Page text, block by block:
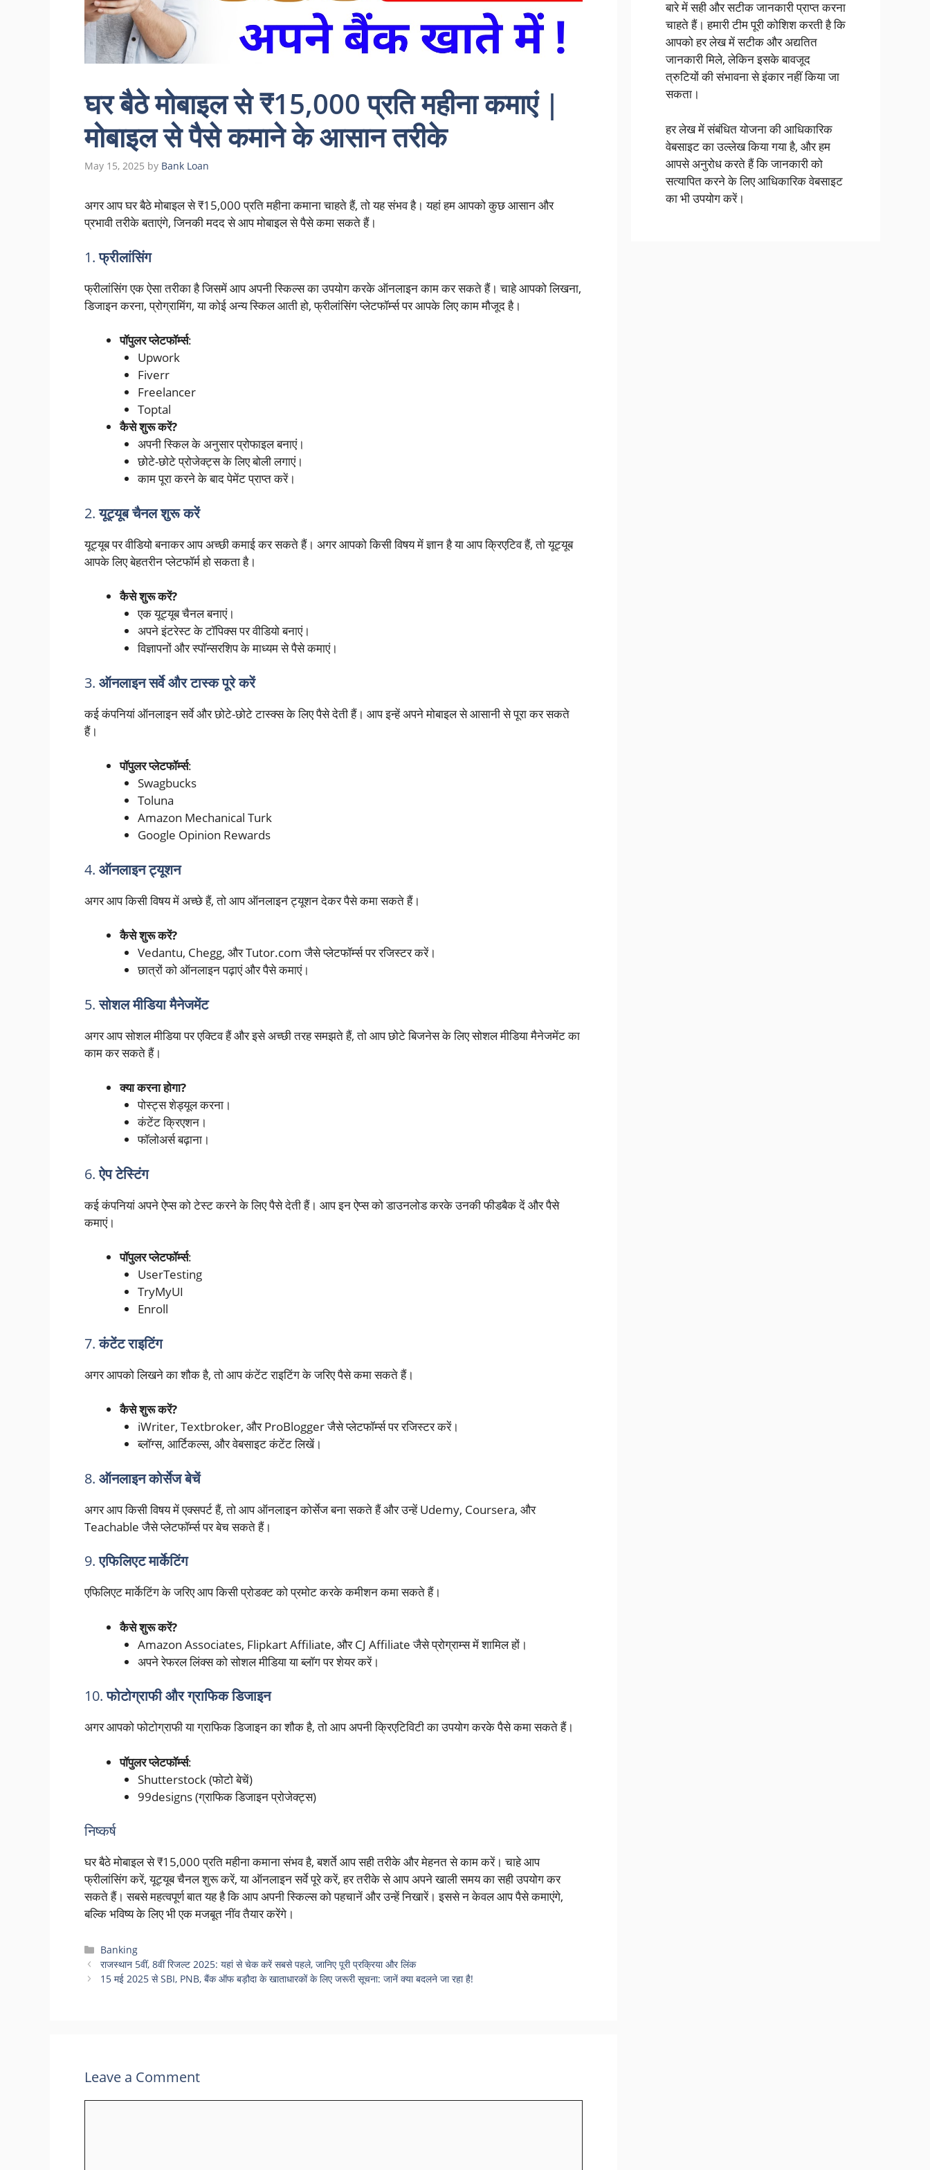
घर बैठे मोबाइल से ₹15,000 प्रति महीना कमाएं |
मोबाइल से पैसे कमाने के आसान तरीके
May 15, 2025 by Bank Loan
अगर आप घर बैठे मोबाइल से ₹15,000 प्रति महीना कमाना चाहते हैं, तो यह संभव है। यहां हम आपको कुछ आसान और
प्रभावी तरीके बताएंगे, जिनकी मदद से आप मोबाइल से पैसे कमा सकते हैं।
1.फ्रीलांसिंग
फ्रीलांसिंग एक ऐसा तरीका है जिसमें आप अपनी स्किल्स का उपयोग करके ऑनलाइन काम कर सकते हैं। चाहे आपको लिखना,
डिजाइन करना, प्रोग्रामिंग, या कोई अन्य स्किल आती हो, फ्रीलांसिंग प्लेटफॉर्म्स पर आपके लिए काम मौजूद है।
पॉपुलर प्लेटफॉर्म्स:
Upwork
Fiverr
Freelancer
Toptal
कैसे शुरू करें?
अपनी स्किल के अनुसार प्रोफाइल बनाएं।
छोटे-छोटे प्रोजेक्ट्स के लिए बोली लगाएं।
काम पूरा करने के बाद पेमेंट प्राप्त करें।
2.यूट्यूब चैनल शुरू करें
यूट्यूब पर वीडियो बनाकर आप अच्छी कमाई कर सकते हैं। अगर आपको किसी विषय में ज्ञान है या आप क्रिएटिव हैं, तो यूट्यूब
आपके लिए बेहतरीन प्लेटफॉर्म हो सकता है।
कैसे शुरू करें?
एक यूट्यूब चैनल बनाएं।
अपने इंटरेस्ट के टॉपिक्स पर वीडियो बनाएं।
विज्ञापनों और स्पॉन्सरशिप के माध्यम से पैसे कमाएं।
3. ऑनलाइन सर्वे और टास्क पूरे करें
कई कंपनियां ऑनलाइन सर्वे और छोटे-छोटे टास्क्स के लिए पैसे देती हैं। आप इन्हें अपने मोबाइल से आसानी से पूरा कर सकते
हैं।
पॉपुलर प्लेटफॉर्म्स:
Swagbucks
Toluna
Amazon Mechanical Turk
Google Opinion Rewards
4. ऑनलाइन ट्यूशन
अगर आप किसी विषय में अच्छे हैं, तो आप ऑनलाइन ट्यूशन देकर पैसे कमा सकते हैं।
कैसे शुरू करें?
Vedantu, Chegg, और Tutor.com जैसे प्लेटफॉर्म्स पर रजिस्टर करें।
छात्रों को ऑनलाइन पढ़ाएं और पैसे कमाएं।
5.सोशल मीडिया मैनेजमेंट
अगर आप सोशल मीडिया पर एक्टिव हैं और इसे अच्छी तरह समझते हैं, तो आप छोटे बिजनेस के लिए सोशल मीडिया मैनेजमेंट का
काम कर सकते हैं।
क्या करना होगा?
पोस्ट्स शेड्यूल करना।
कंटेंट क्रिएशन।
फॉलोअर्स बढ़ाना।
6.ऐप टेस्टिंग
कई कंपनियां अपने ऐप्स को टेस्ट करने के लिए पैसे देती हैं। आप इन ऐप्स को डाउनलोड करके उनकी फीडबैक दें और पैसे
कमाएं।
पॉपुलर प्लेटफॉर्म्स:
UserTesting
TryMyUI
Enroll
7.कंटेंट राइटिंग
अगर आपको लिखने का शौक है, तो आप कंटेंट राइटिंग के जरिए पैसे कमा सकते हैं।
कैसे शुरू करें?
iWriter, Textbroker, और ProBlogger जैसे प्लेटफॉर्म्स पर रजिस्टर करें।
ब्लॉग्स, आर्टिकल्स, और वेबसाइट कंटेंट लिखें।
8. ऑनलाइन कोर्सेज बेचें
अगर आप किसी विषय में एक्सपर्ट हैं, तो आप ऑनलाइन कोर्सेज बना सकते हैं और उन्हें Udemy, Coursera, और
Teachable जैसे प्लेटफॉर्म्स पर बेच सकते हैं।
9.एफिलिएट मार्केटिंग
एफिलिएट मार्केटिंग के जरिए आप किसी प्रोडक्ट को प्रमोट करके कमीशन कमा सकते हैं।
कैसे शुरू करें?
Amazon Associates, Flipkart Affiliate, और CJ Affiliate जैसे प्रोग्राम्स में शामिल हों।
अपने रेफरल लिंक्स को सोशल मीडिया या ब्लॉग पर शेयर करें।
10.फोटोग्राफी और ग्राफिक डिजाइन
अगर आपको फोटोग्राफी या ग्राफिक डिजाइन का शौक है, तो आप अपनी क्रिएटिविटी का उपयोग करके पैसे कमा सकते हैं।
पॉपुलर प्लेटफॉर्म्स:
Shutterstock (फोटो बेचें)
99designs (ग्राफिक डिजाइन प्रोजेक्ट्स)
निष्कर्ष
घर बैठे मोबाइल से ₹15,000 प्रति महीना कमाना संभव है, बशर्ते आप सही तरीके और मेहनत से काम करें। चाहे आप
फ्रीलांसिंग करें, यूट्यूब चैनल शुरू करें, या ऑनलाइन सर्वे पूरे करें, हर तरीके से आप अपने खाली समय का सही उपयोग कर
सकते हैं। सबसे महत्वपूर्ण बात यह है कि आप अपनी स्किल्स को पहचानें और उन्हें निखारें। इससे न केवल आप पैसे कमाएंगे,
बल्कि भविष्य के लिए भी एक मजबूत नींव तैयार करेंगे।
Categories
Banking
राजस्थान 5वीं, 8वीं रिजल्ट 2025: यहां से चेक करें सबसे पहले, जानिए पूरी प्रक्रिया और लिंक
15 मई 2025 से SBI, PNB, बैंक ऑफ बड़ौदा के खाताधारकों के लिए जरूरी सूचना: जानें क्या बदलने जा रहा है!
Leave a Comment
बारे में सही और सटीक जानकारी प्राप्त करना
चाहते हैं। हमारी टीम पूरी कोशिश करती है कि
आपको हर लेख में सटीक और अद्यतित
जानकारी मिले, लेकिन इसके बावजूद
त्रुटियों की संभावना से इंकार नहीं किया जा
सकता।
हर लेख में संबंधित योजना की आधिकारिक
वेबसाइट का उल्लेख किया गया है, और हम
आपसे अनुरोध करते हैं कि जानकारी को
सत्यापित करने के लिए आधिकारिक वेबसाइट
का भी उपयोग करें।